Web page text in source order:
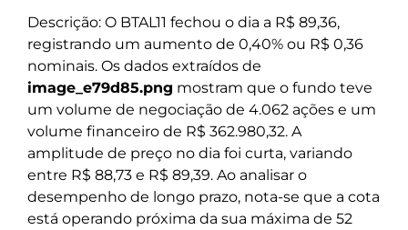
Descrição: O BTAL11 fechou o dia a R$ 89,36,
registrando um aumento de 0,40% ou R$ 0,36
nominais. Os dados extraídos de
image_e79d85.png mostram que o fundo teve
um volume de negociação de 4.062 ações e um
volume financeiro de R$ 362.980,32. A
amplitude de preço no dia foi curta, variando
entre R$ 88,73 e R$ 89,39. Ao analisar o
desempenho de longo prazo, nota-se que a cota
está operando próxima da sua máxima de 52